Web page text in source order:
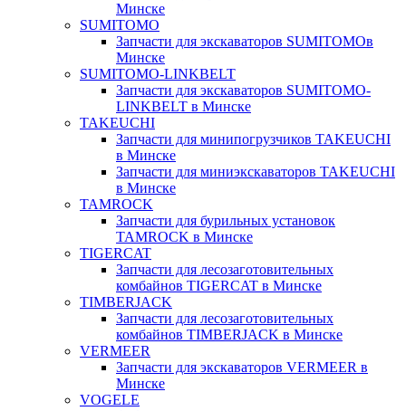
Минске
SUMITOMO
Запчасти для экскаваторов SUMITOMOв
Минске
SUMITOMO-LINKBELT
Запчасти для экскаваторов SUMITOMO-
LINKBELT в Минске
TAKEUCHI
Запчасти для минипогрузчиков TAKEUCHI
в Минске
Запчасти для миниэкскаваторов TAKEUCHI
в Минске
TAMROCK
Запчасти для бурильных установок
TAMROCK в Минске
TIGERCAT
Запчасти для лесозаготовительных
комбайнов TIGERCAT в Минске
TIMBERJACK
Запчасти для лесозаготовительных
комбайнов TIMBERJACK в Минске
VERMEER
Запчасти для экскаваторов VERMEER в
Минске
VOGELE